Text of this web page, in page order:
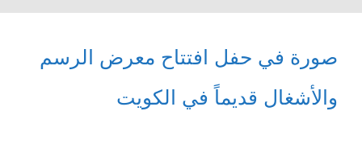
صورة في حفل افتتاح معرض الرسم
والأشغال قديماً في الكويت